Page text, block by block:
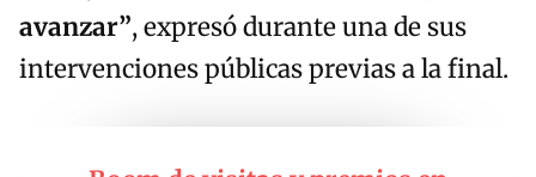
avanzar”, expresó durante una de sus
intervenciones públicas previas a la final.